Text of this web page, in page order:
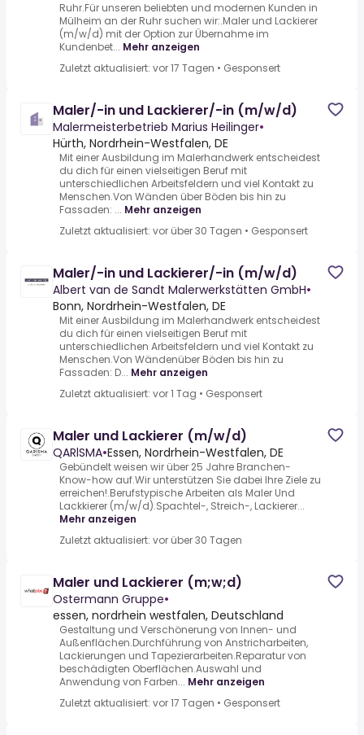
Ruhr.Für unseren beliebten und modernen Kunden in
Mülheim an der Ruhr suchen wir:.Maler und Lackierer
(m/w/d) mit der Option zur Übernahme im
Kundenbet... Mehr anzeigen
Zuletzt aktualisiert: vor 17 Tagen • Gesponsert
Maler/-in und Lackierer/-in (m/w/d)
Malermeisterbetrieb Marius Heilinger•
Hürth, Nordrhein-Westfalen, DE
Mit einer Ausbildung im Malerhandwerk entscheidest
du dich für einen vielseitigen Beruf mit
unterschiedlichen Arbeitsfeldern und viel Kontakt zu
Menschen.Von Wänden über Böden bis hin zu
Fassaden: ... Mehr anzeigen
Zuletzt aktualisiert: vor über 30 Tagen • Gesponsert
Maler/-in und Lackierer/-in (m/w/d)
Albert van de Sandt Malerwerkstätten GmbH•
Bonn, Nordrhein-Westfalen, DE
Mit einer Ausbildung im Malerhandwerk entscheidest
du dich für einen vielseitigen Beruf mit
unterschiedlichen Arbeitsfeldern und viel Kontakt zu
Menschen.Von Wändenüber Böden bis hin zu
Fassaden: D... Mehr anzeigen
Zuletzt aktualisiert: vor 1 Tag • Gesponsert
Maler und Lackierer (m/w/d)
QARlSMA•Essen, Nordrhein-Westfalen, DE
Gebündelt weisen wir über 25 Jahre Branchen-
Know-how auf.Wir unterstützen Sie dabei Ihre Ziele zu
erreichen!.Berufstypische Arbeiten als Maler Und
Lackkierer (m/w/d).Spachtel-, Streich-, Lackierer...
Mehr anzeigen
Zuletzt aktualisiert: vor über 30 Tagen
Maler und Lackierer (m;w;d)
Ostermann Gruppe•
essen, nordrhein westfalen, Deutschland
Gestaltung und Verschönerung von Innen- und
Außenflächen.Durchführung von Anstricharbeiten,
Lackierungen und Tapezierarbeiten.Reparatur von
beschädigten Oberflächen.Auswahl und
Anwendung von Farben... Mehr anzeigen
Zuletzt aktualisiert: vor 17 Tagen • Gesponsert